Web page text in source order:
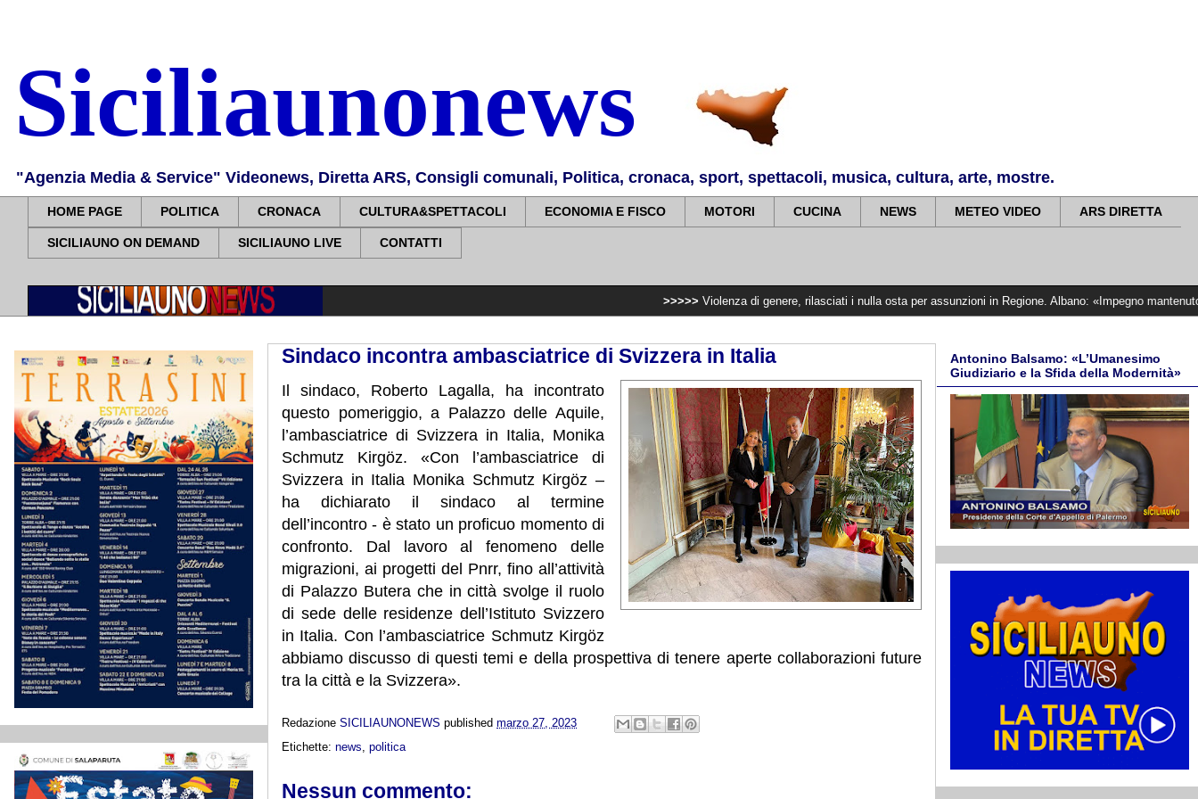
Siciliaunonews
"Agenzia Media & Service" Videonews, Diretta ARS, Consigli comunali, Politica, cronaca, sport, spettacoli, musica, cultura, arte, mostre.
HOME PAGE POLITICA CRONACA CULTURA&SPETTACOLI ECONOMIA E FISCO MOTORI CUCINA NEWS METEO VIDEO ARS DIRETTA
SICILIAUNO ON DEMAND SICILIAUNO LIVE CONTATTI
Violenza di genere, rilasciati i nulla osta per assunzioni in Regione. Albano: «Impegno mantenuto, siamo
Sindaco incontra ambasciatrice di Svizzera in Italia
Il sindaco, Roberto Lagalla, ha incontrato
questo pomeriggio, a Palazzo delle Aquile,
l’ambasciatrice di Svizzera in Italia, Monika
Schmutz Kirgöz. «Con l’ambasciatrice di
Svizzera in Italia Monika Schmutz Kirgöz –
ha dichiarato il sindaco al termine
dell’incontro - è stato un proficuo momento di
confronto. Dal lavoro al fenomeno delle
migrazioni, ai progetti del Pnrr, fino all’attività
di Palazzo Butera che in città svolge il ruolo
di sede delle residenze dell’Istituto Svizzero
in Italia. Con l’ambasciatrice Schmutz Kirgöz
abbiamo discusso di questi temi e della prospettiva di tenere aperte collaborazioni future
tra la città e la Svizzera».
Redazione SICILIAUNONEWS published marzo 27, 2023
Etichette: news politica
Nessun commento:
Antonino Balsamo: «L’Umanesimo
Giudiziario e la Sfida della Modernità»